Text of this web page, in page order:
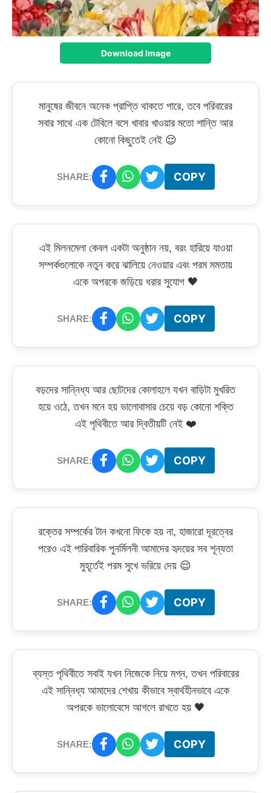
Download Image
মানুষের জীবনে অনেক প্রাপ্তি থাকতে পারে, তবে পরিবারের
সবার সাথে এক টেবিলে বসে খাবার খাওয়ার মতো শান্তি আর
কোনো কিছুতেই নেই 😌
SHARE: COPY
এই মিলনমেলা কেবল একটা অনুষ্ঠান নয়, বরং হারিয়ে যাওয়া
সম্পর্কগুলোকে নতুন করে ঝালিয়ে নেওয়ার এবং পরম মমতায়
একে অপরকে জড়িয়ে ধরার সুযোগ 🖤
SHARE: COPY
বড়দের সান্নিধ্য আর ছোটদের কোলাহলে যখন বাড়িটা মুখরিত
হয়ে ওঠে, তখন মনে হয় ভালোবাসার চেয়ে বড় কোনো শক্তি
এই পৃথিবীতে আর দ্বিতীয়টি নেই ❤️
SHARE: COPY
রক্তের সম্পর্কের টান কখনো ফিকে হয় না, হাজারো দূরত্বের
পরেও এই পারিবারিক পুনর্মিলনী আমাদের হৃদয়ের সব শূন্যতা
মুহূর্তেই পরম সুখে ভরিয়ে দেয় 😌
SHARE: COPY
ব্যস্ত পৃথিবীতে সবাই যখন নিজেকে নিয়ে মগ্ন, তখন পরিবারের
এই সান্নিধ্য আমাদের শেখায় কীভাবে স্বার্থহীনভাবে একে
অপরকে ভালোবেসে আগলে রাখতে হয় 🖤
SHARE: COPY